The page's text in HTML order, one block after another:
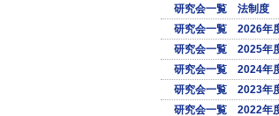
研究会一覧 法制度
研究会一覧 2026年
研究会一覧 2025年
研究会一覧 2024年
研究会一覧 2023年
研究会一覧 2022年